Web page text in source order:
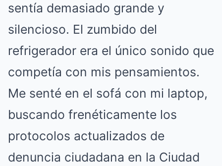
sentía demasiado grande y
silencioso. El zumbido del
refrigerador era el único sonido que
competía con mis pensamientos.
Me senté en el sofá con mi laptop,
buscando frenéticamente los
protocolos actualizados de
denuncia ciudadana en la Ciudad